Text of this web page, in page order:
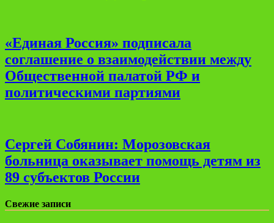
«Единая Россия» подписала
соглашение о взаимодействии между
Общественной палатой РФ и
политическими партиями
Сергей Собянин: Морозовская
больница оказывает помощь детям из
89 субъектов России
Свежие записи